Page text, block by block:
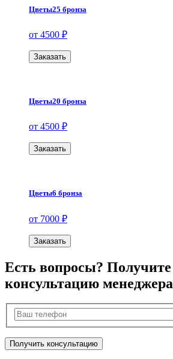
Цветы25 бронза
от 4500 ₽
Заказать
Цветы20 бронза
от 4500 ₽
Заказать
Цветы6 бронза
от 7000 ₽
Заказать
Есть вопросы? Получите
консультацию менеджера